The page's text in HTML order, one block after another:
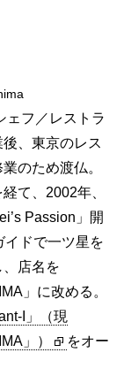
ェフ／レストラ
、東京のレス
のため渡仏。
て、2002年、
Passion」開
イドで一ツ星を
店名を
」に改める。
I」（現
」）
をオー